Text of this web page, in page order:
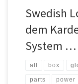
Swedish
dem
System …
all box
parts power